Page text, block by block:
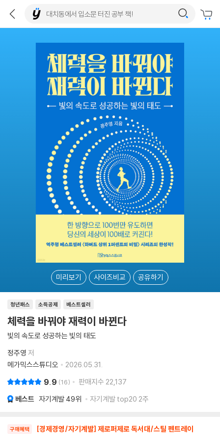
미리보기 사이즈비교 공유하기
소득공제 베스트셀러
청년패스
체력을 바꿔야 재력이 바뀐다
빛의 속도로 성공하는 빛의 태도
정주영 저
메가믹스스튜디오
2026.05.31.
9.9 16 판매지수 22,137
베스트 자기계발 49위 자기계발 top20 2주
구매혜택
[경제경영/자기계발] 제로퍼제로 독서대/스틸 펜트레이